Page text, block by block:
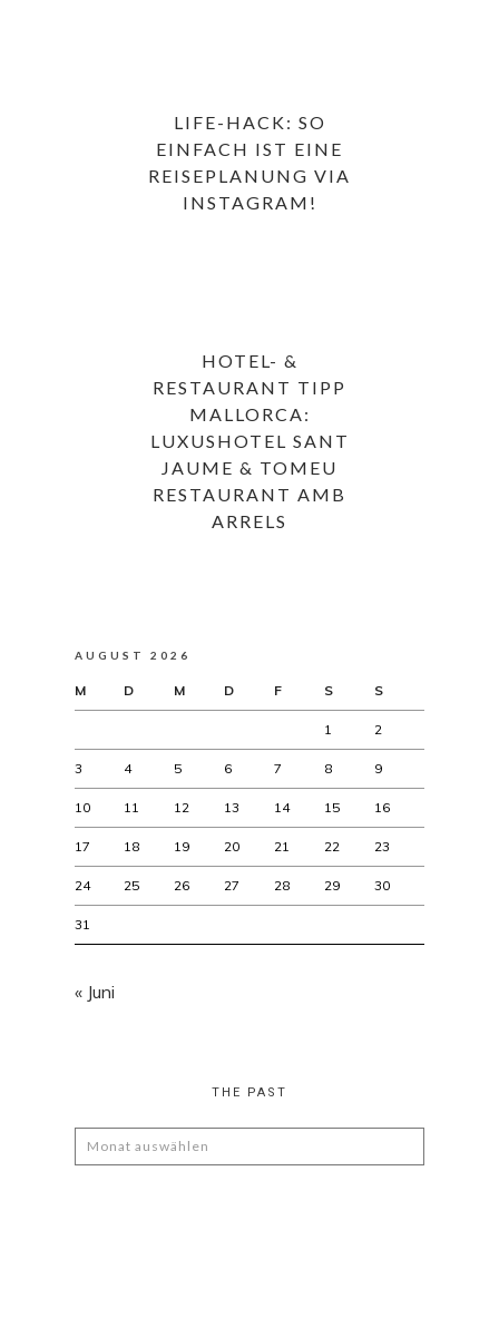
LIFE-HACK: SO
EINFACH IST EINE
REISEPLANUNG VIA
INSTAGRAM!
HOTEL- &
RESTAURANT TIPP
MALLORCA:
LUXUSHOTEL SANT
JAUME & TOMEU
RESTAURANT AMB
ARRELS
AUGUST 2026
M D M D F S S
1 2
3 4 5 6 7 8 9
10 11 12 13 14 15 16
17 18 19 20 21 22 23
24 25 26 27 28 29 30
31
« Juni
THE PAST
The
Past